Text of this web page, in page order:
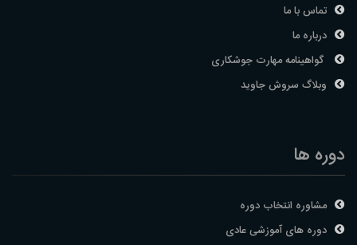
تماس با ما
درباره ما
گواهینامه مهارت جوشکاری
وبلاگ سروش جاوید
دوره ها
مشاوره انتخاب دوره
دوره های آموزشی عادی